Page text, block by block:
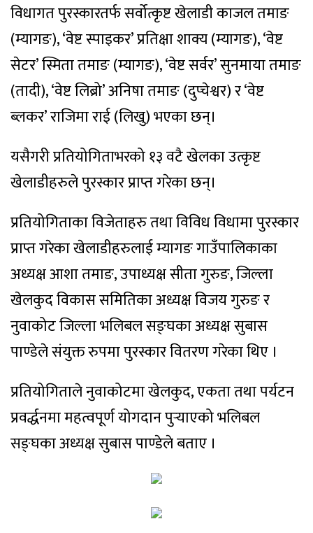
विधागत पुरस्कारतर्फ सर्वोत्कृष्ट खेलाडी काजल तमाङ
(म्यागङ), ‘वेष्ट स्पाइकर’ प्रतिक्षा शाक्य (म्यागङ), ‘वेष्ट
सेटर’ स्मिता तमाङ (म्यागङ), ‘वेष्ट सर्वर’ सुनमाया तमाङ
(तादी), ‘वेष्ट लिब्रो’ अनिषा तमाङ (दुप्चेश्वर) र ‘वेष्ट
ब्लकर’ राजिमा राई (लिखु) भएका छन्।
यसैगरी प्रतियोगिताभरको १३ वटै खेलका उत्कृष्ट
खेलाडीहरुले पुरस्कार प्राप्त गरेका छन्।
प्रतियोगिताका विजेताहरु तथा विविध विधामा पुरस्कार
प्राप्त गरेका खेलाडीहरुलाई म्यागङ गाउँपालिकाका
अध्यक्ष आशा तमाङ, उपाध्यक्ष सीता गुरुङ, जिल्ला
खेलकुद विकास समितिका अध्यक्ष विजय गुरुङ र
नुवाकोट जिल्ला भलिबल सङ्घका अध्यक्ष सुबास
पाण्डेले संयुक्त रुपमा पुरस्कार वितरण गरेका थिए ।
प्रतियोगिताले नुवाकोटमा खेलकुद, एकता तथा पर्यटन
प्रवर्द्धनमा महत्वपूर्ण योगदान पुर्‍याएको भलिबल
सङ्घका अध्यक्ष सुबास पाण्डेले बताए ।